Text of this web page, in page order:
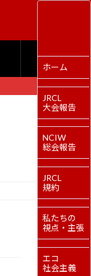
ホーム
JRCL
大会報告
NCIW
総会報告
JRCL
規約
私たちの
視点・主張
エコ
社会主義